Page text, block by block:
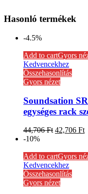
Hasonló termékek
-4.5%
Add to cartGyors
Kedvencekhez
Összehasonlítás
Gyors nézet
Soundsation
egységes rack
44,706Ft 42,706 Ft
-10%
Add to cartGyors
Kedvencekhez
Összehasonlítás
Gyors nézet